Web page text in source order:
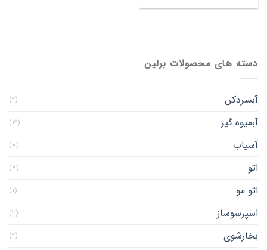
دسته های محصولات برلین
آبسردکن (۲)
آبمیوه گیر (۱۲)
آسیاب (۸)
اتو (۷)
اتو مو (۱)
اسپرسوساز (۳)
بخارشوی (۲)